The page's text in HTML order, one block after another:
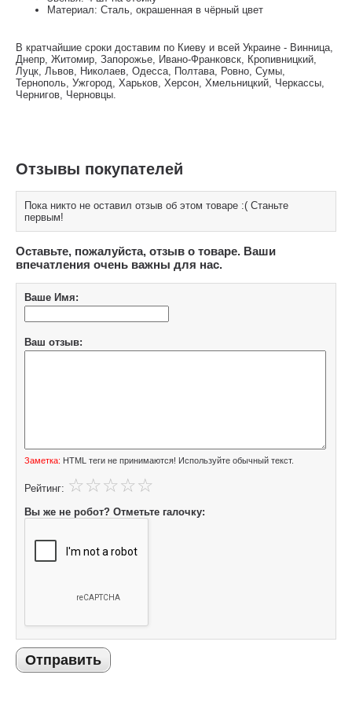
Материал: Сталь, окрашенная в чёрный цвет
В кратчайшие сроки доставим по Киеву и всей Украине - Винница,
Днепр, Житомир, Запорожье, Ивано-Франковск, Кропивницкий,
Луцк, Львов, Николаев, Одесса, Полтава, Ровно, Сумы,
Тернополь, Ужгород, Харьков, Херсон, Хмельницкий, Черкассы,
Чернигов, Черновцы.
Отзывы покупателей
Пока никто не оставил отзыв об этом товаре :( Станьте
первым!
Оставьте, пожалуйста, отзыв о товаре. Ваши
впечатления очень важны для нас.
Ваше Имя:
Ваш отзыв:
Заметка: HTML теги не принимаются! Используйте обычный текст.
Рейтинг:
Вы же не робот? Отметьте галочку:
Отправить